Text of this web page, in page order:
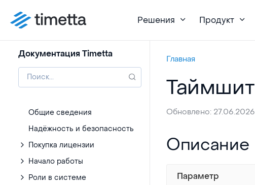
Решения Продукт
Документация Timetta
Общие сведения
Надёжность и безопасность
Покупка лицензии
Начало работы
Роли в системе
Главная
Таймшит
Обновлено: 27.06.2026
Описание
Описание
Параметр